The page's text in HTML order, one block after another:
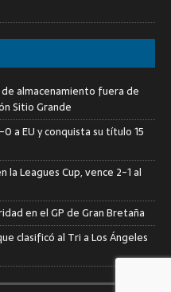
almacenamiento fuera de
Sitio Grande
a EU y conquista su título 15
Leagues Cup, vence 2-1 al
en el GP de Gran Bretaña
clasificó al Tri a Los Ángeles